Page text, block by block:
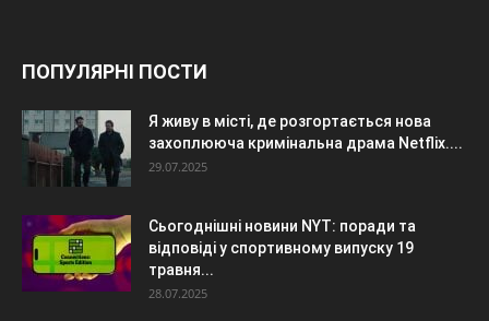
ПОПУЛЯРНІ ПОСТИ
Я живу в місті, де розгортається нова
захоплююча кримінальна драма Netflix....
29.07.2025
Сьогоднішні новини NYT: поради та
відповіді у спортивному випуску 19
травня...
28.07.2025